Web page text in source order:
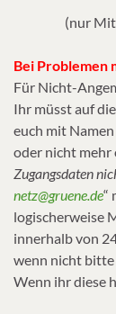
(nur
Bei Problemen
Für Nicht-
Ihr müsst auf
euch mit
oder nicht mehr
Zugangsdaten
netz@gruene.de“
logischerweise
innerhalb von
wenn nicht bitte
Wenn ihr diese